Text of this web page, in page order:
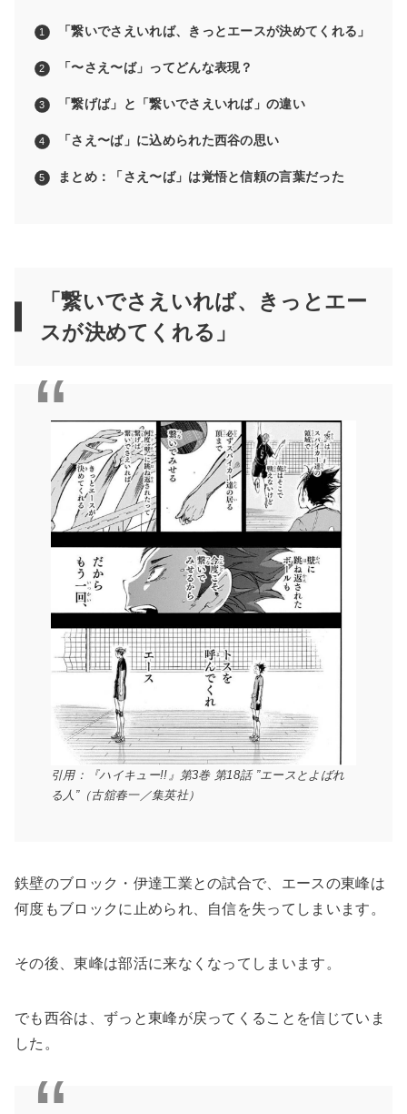
「繋いでさえいれば、きっとエースが決めてくれる」
「〜さえ〜ば」ってどんな表現？
「繋げば」と「繋いでさえいれば」の違い
「さえ〜ば」に込められた西谷の思い
まとめ：「さえ〜ば」は覚悟と信頼の言葉だった
「繋いでさえいれば、きっとエー
スが決めてくれる」
引用：『ハイキュー!!』第3巻 第18話 ”エースとよばれ
る人”（古舘春一／集英社）
鉄壁のブロック・伊達工業との試合で、エースの東峰は
何度もブロックに止められ、自信を失ってしまいます。
その後、東峰は部活に来なくなってしまいます。
でも西谷は、ずっと東峰が戻ってくることを信じていま
した。